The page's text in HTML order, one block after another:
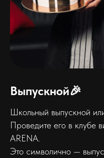
Выпускной🎉
Школьный выпускной
Проведите его в клубе
ARENA.
Это символично —